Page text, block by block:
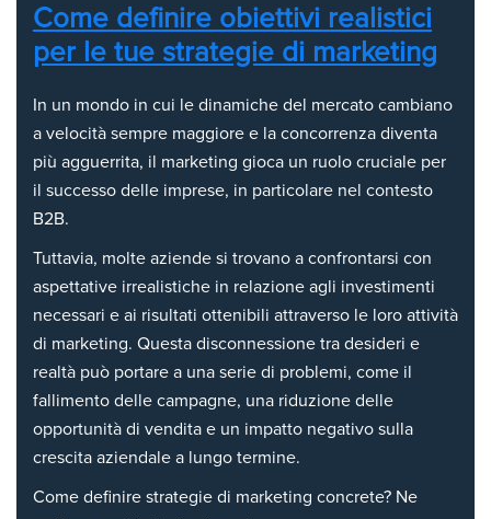
Come definire obiettivi realistici
per le tue strategie di marketing
In un mondo in cui le dinamiche del mercato cambiano
a velocità sempre maggiore e la concorrenza diventa
più agguerrita, il marketing gioca un ruolo cruciale per
il successo delle imprese, in particolare nel contesto
B2B.
Tuttavia, molte aziende si trovano a confrontarsi con
aspettative irrealistiche in relazione agli investimenti
necessari e ai risultati ottenibili attraverso le loro attività
di marketing. Questa disconnessione tra desideri e
realtà può portare a una serie di problemi, come il
fallimento delle campagne, una riduzione delle
opportunità di vendita e un impatto negativo sulla
crescita aziendale a lungo termine.
Come definire strategie di marketing concrete? Ne